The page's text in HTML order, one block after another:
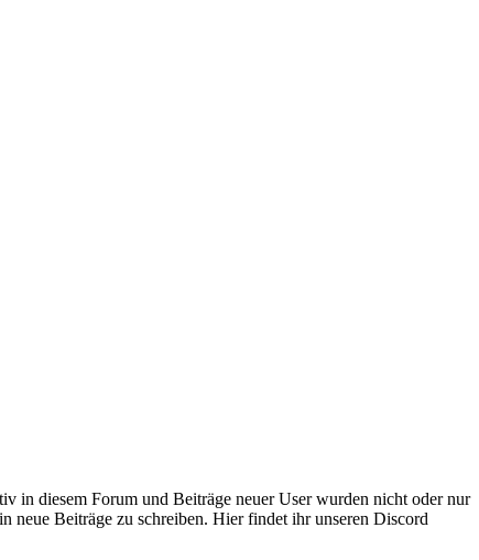
in diesem Forum und Beiträge neuer User wurden nicht oder nur
neue Beiträge zu schreiben. Hier findet ihr unseren Discord